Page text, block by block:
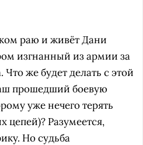
раю и живёт Дани
изгнанный из армии за
же будет делать с этой
прошедший боевую
уже нечего терять
цепей)? Разумеется,
Но судьба